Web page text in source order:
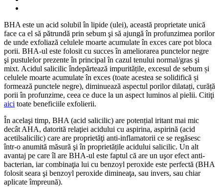
BHA este un acid solubil în lipide (ulei), această proprietate unică
face ca el să pătrundă prin sebum şi să ajungă în profunzimea porilor
de unde exfoliază celulele moarte acumulate în exces care pot bloca
porii. BHA-ul este folosit cu succes în ameliorarea punctelor negre
şi pustulelor prezente în principal în cazul tenului normal/gras şi
mixt. Acidul salicilic îndepărtează impuritățile, excesul de sebum și
celulele moarte acumulate în exces (toate acestea se solidifică și
formează punctele negre), diminuează aspectul porilor dilatați, curăță
porii în profunzime, ceea ce duce la un aspect luminos al pielii. Citiţi
aici toate beneficiile exfolierii.
În acelaşi timp, BHA (acid salicilic) are potențial iritant mai mic
decât AHA, datorită relaţiei acidului cu aspirina, aspirină (acid
acetilsalicilic) care are proprietăţi anti-inflamatorii ce se regăsesc
într-o anumită măsură şi în proprietățile acidului salicilic. Un alt
avantaj pe care îl are BHA-ul este faptul că are un uşor efect anti-
bacterian, iar combinaţia lui cu benzoyl peroxide este perfectă (BHA
folosit seara şi benzoyl peroxide dimineaţa, sau invers, sau chiar
aplicate împreună).